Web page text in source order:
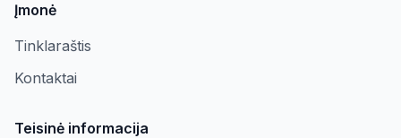
Įmonė
Tinklaraštis
Kontaktai
Teisinė informacija